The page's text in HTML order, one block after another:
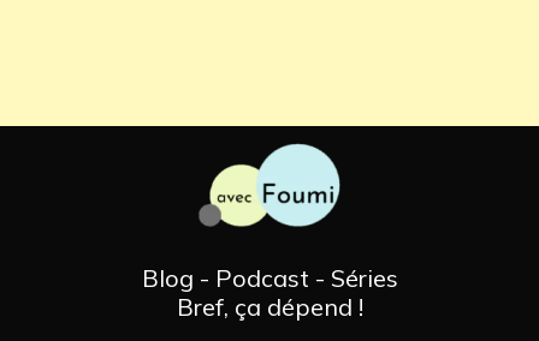
Blog - Podcast - Séries
Bref, ça dépend !